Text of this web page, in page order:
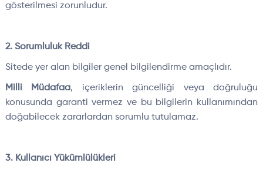
gösterilmesi zorunludur.
2. Sorumluluk Reddi
Sitede yer alan bilgiler genel bilgilendirme amaçlıdır.
Milli Müdafaa, içeriklerin güncelliği veya doğruluğu
konusunda garanti vermez ve bu bilgilerin kullanımından
doğabilecek zararlardan sorumlu tutulamaz.
3. Kullanıcı Yükümlülükleri